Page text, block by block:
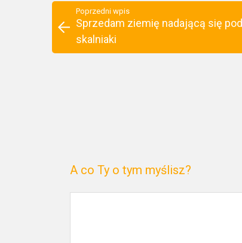
Poprzedni wpis
Sprzedam ziemię nadającą się pod
skalniaki
A co Ty o tym myślisz?